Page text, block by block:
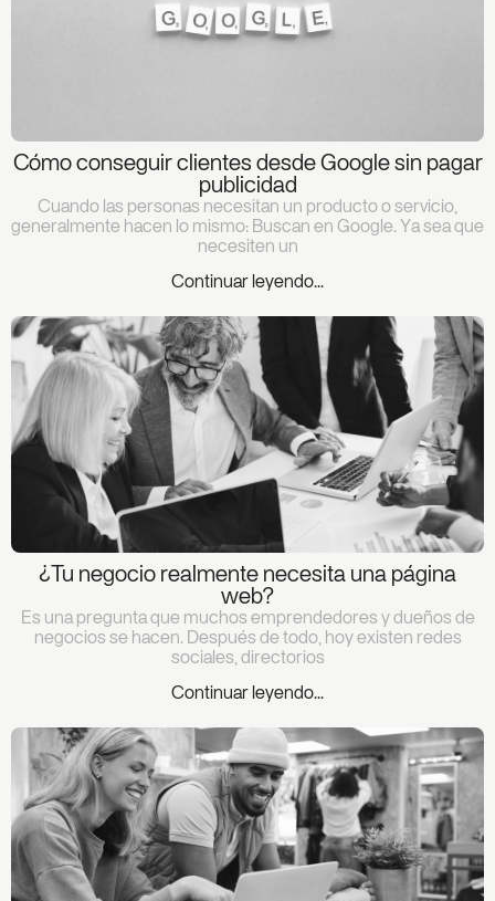
Cómo conseguir clientes desde Google sin pagar
publicidad
Cuando las personas necesitan un producto o servicio,
generalmente hacen lo mismo: Buscan en Google. Ya sea que
necesiten un
Continuar leyendo...
¿Tu negocio realmente necesita una página
web?
Es una pregunta que muchos emprendedores y dueños de
negocios se hacen. Después de todo, hoy existen redes
sociales, directorios
Continuar leyendo...